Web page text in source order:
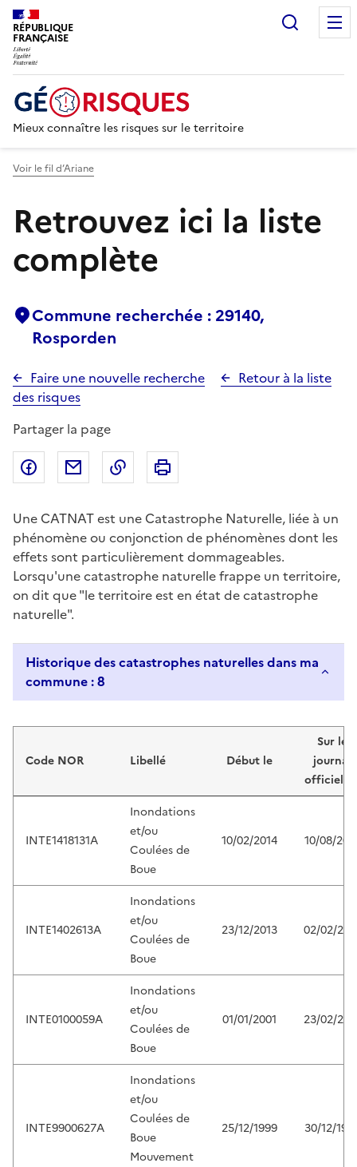
RÉPUBLIQUE
FRANÇAISE
Mieux connaître les risques sur le territoire
Voir le fil d’Ariane
Retrouvez ici la liste
complète
Commune recherchée : 29140,
Rosporden
Faire une nouvelle recherche
Retour à la liste
des risques
Partager la page
Partager sur Facebook
Partager par emailCopier dans le presse-papier
Une CATNAT est une Catastrophe Naturelle, liée à un
phénomène ou conjonction de phénomènes dont les
effets sont particulièrement dommageables.
Lorsqu'une catastrophe naturelle frappe un territoire,
on dit que "le territoire est en état de catastrophe
naturelle".
Historique des catastrophes naturelles dans ma
commune : 8
Code NOR Libellé Début le
Sur le
journal
officiel
INTE1418131A
Inondations
et/ou
Coulées de
Boue
10/02/2014 10/08/
INTE1402613A
Inondations
et/ou
Coulées de
Boue
23/12/2013 02/02/
INTE0100059A
Inondations
et/ou
Coulées de
Boue
01/01/2001 23/02/
INTE9900627A
Inondations
et/ou
Coulées de
Boue
Mouvement
25/12/1999 30/12/